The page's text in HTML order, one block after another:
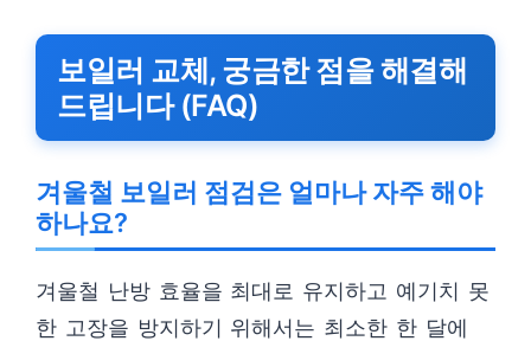
보일러 교체, 궁금한 점을 해결해
드립니다 (FAQ)
겨울철 보일러 점검은 얼마나 자주 해야
하나요?
겨울철 난방 효율을 최대로 유지하고 예기치 못
한 고장을 방지하기 위해서는 최소한 한 달에